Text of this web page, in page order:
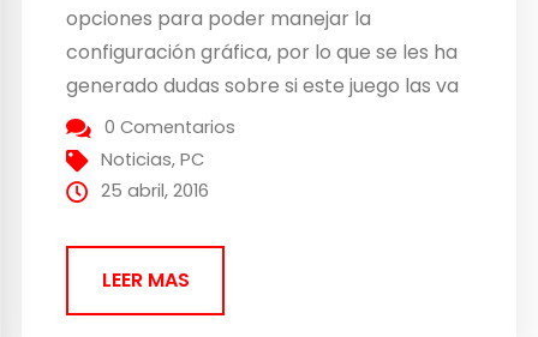
opciones para poder manejar la
configuración gráfica, por lo que se les ha
generado dudas sobre si este juego las va
a mantener o no. ID Software sin embargo
ha prometido que este shooter no va a
decepcionar a nadie. «Quisiéramos...
0 Comentarios
Noticias,PC
25 abril, 2016
LEER MAS